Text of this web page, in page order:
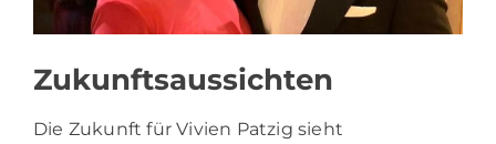
Zukunftsaussichten
Die Zukunft für Vivien Patzig sieht